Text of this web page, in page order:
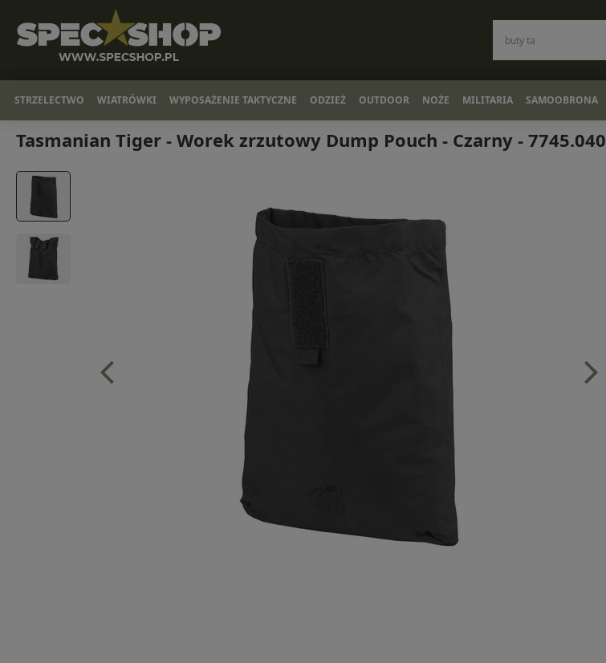
STRZELECTWO WIATRÓWKI WYPOSAŻENIE TAKTYCZNE ODZIEŻ OUTDOOR NOŻE MILITARIA SAMOOBRONA
Tasmanian Tiger - Worek zrzutowy Dump Pouch - Czarny - 7745.040